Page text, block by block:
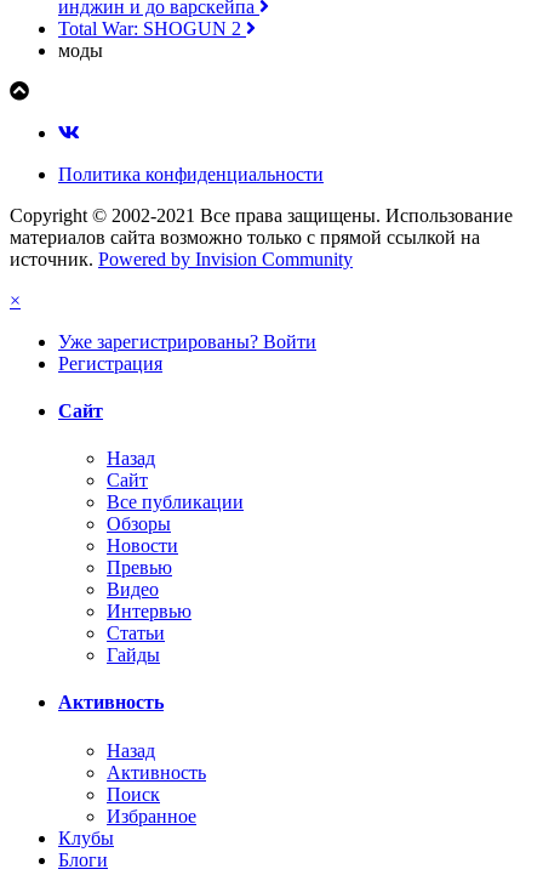
инджин и до варскейпа
Total War: SHOGUN 2
моды
Политика конфиденциальности
Copyright © 2002-2021 Все права защищены. Использование
материалов сайта возможно только с прямой ссылкой на
источник. Powered by Invision Community
×
Уже зарегистрированы? Войти
Регистрация
Сайт
Назад
Сайт
Все публикации
Обзоры
Новости
Превью
Видео
Интервью
Статьи
Гайды
Активность
Назад
Активность
Поиск
Избранное
Клубы
Блоги